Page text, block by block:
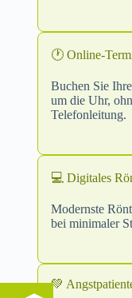
🕐 Online-
Buchen Sie
um die Uhr,
Telefonleitung.
💻 Digitales
Modernste
bei minimaler
💚